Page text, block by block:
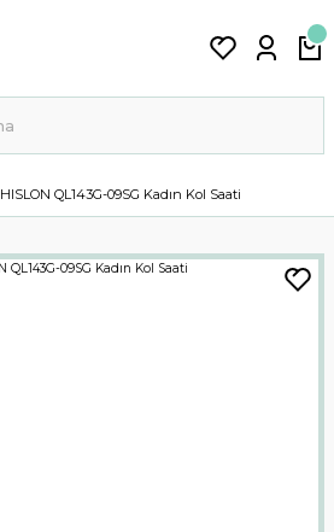
HISLON QL143G-09SG Kadın Kol Saati